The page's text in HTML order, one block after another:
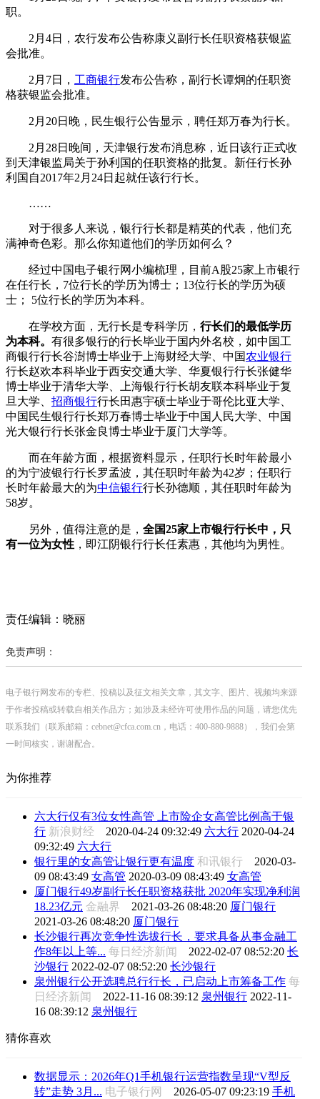
职。
2月4日，农行发布公告称康义副行长任职资格获银监
会批准。
2月7日， 工商银行发布公告称，副行长谭炯的任职资
格获银监会批准。
2月20日晚，民生银行公告显示，聘任郑万春为行长。
2月28日晚间，天津银行发布消息称，近日该行正式收
到天津银监局关于孙利国的任职资格的批复。新任行长孙
利国自2017年2月24日起就任该行行长。
……
对于很多人来说，银行行长都是精英的代表，他们充
满神奇色彩。那么你知道他们的学历如何么？
经过中国电子银行网小编梳理，目前A股25家上市银行
在任行长，7位行长的学历为博士；13位行长的学历为硕
士； 5位行长的学历为本科。
在学校方面，无行长是专科学历， 行长们的最低学历
为本科。 有很多银行的行长毕业于国内外名校，如中国工
商银行行长谷澍博士毕业于上海财经大学、中国农业银行
行长赵欢本科毕业于西安交通大学、华夏银行行长张健华
博士毕业于清华大学、上海银行行长胡友联本科毕业于复
旦大学、 招商银行行长田惠宇硕士毕业于哥伦比亚大学、
中国民生银行行长郑万春博士毕业于中国人民大学、中国
光大银行行长张金良博士毕业于厦门大学等。
而在年龄方面，根据资料显示，任职行长时年龄最小
的为宁波银行行长罗孟波，其任职时年龄为42岁；任职行
长时年龄最大的为中信银行行长孙德顺，其任职时年龄为
58岁。
另外，值得注意的是， 全国25家上市银行行长中，只
有一位为女性 ，即江阴银行行长任素惠，其他均为男性。
责任编辑：晓丽
免责声明：
电子银行网发布的专栏、投稿以及征文相关文章，其文字、图片、视频均来源
于作者投稿或转载自相关作品方；如涉及未经许可使用作品的问题，请您优先
联系我们（联系邮箱：cebnet@cfca.com.cn，电话：400-880-9888），我们会第
一时间核实，谢谢配合。
为你推荐
六大行仅有3位女性高管 上市险企女高管比例高于银
行 新浪财经 2020-04-24 09:32:49 六大行 2020-04-24
09:32:49 六大行
银行里的女高管让银行更有温度 和讯银行 2020-03-
09 08:43:49 女高管 2020-03-09 08:43:49 女高管
厦门银行49岁副行长任职资格获批 2020年实现净利润
18.23亿元 金融界 2021-03-26 08:48:20 厦门银行
2021-03-26 08:48:20 厦门银行
长沙银行再次竞争性选拔行长，要求具备从事金融工
作8年以上等... 每日经济新闻 2022-02-07 08:52:20 长
沙银行 2022-02-07 08:52:20 长沙银行
泉州银行公开选聘总行行长，已启动上市筹备工作 每
日经济新闻 2022-11-16 08:39:12 泉州银行 2022-11-
16 08:39:12 泉州银行
猜你喜欢
数据显示：2026年Q1手机银行运营指数呈现“V型反
转”走势 3月... 电子银行网 2026-05-07 09:23:19 手机